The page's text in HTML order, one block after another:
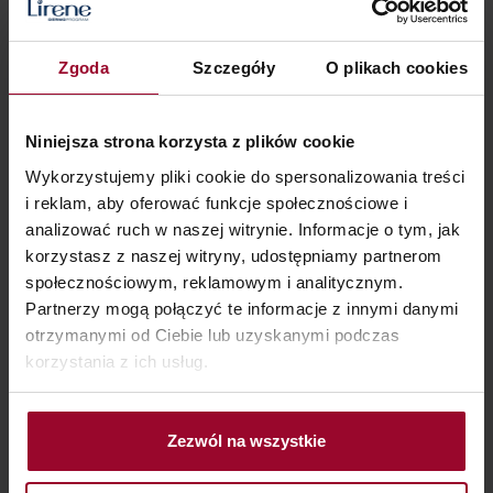
Zgoda Szczegóły O plikach cookies
Niniejsza strona korzysta z plików cookie
Wykorzystujemy pliki cookie do spersonalizowania treści
i reklam, aby oferować funkcje społecznościowe i
analizować ruch w naszej witrynie. Informacje o tym, jak
korzystasz z naszej witryny, udostępniamy partnerom
społecznościowym, reklamowym i analitycznym.
Partnerzy mogą połączyć te informacje z innymi danymi
otrzymanymi od Ciebie lub uzyskanymi podczas
korzystania z ich usług.
Zezwól na wszystkie
Składniki
TRI-PEPTYD
zwiększa elastyczność i gęstośćskóry,
poprawiając jej jędrność
ZAPOBIEGA UTRACIE WODY,UELASTYCZNIA,